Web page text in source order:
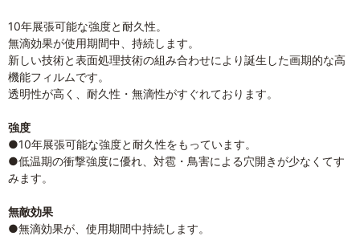
10年展張可能な強度と耐久性。
無滴効果が使用期間中、持続します。
新しい技術と表面処理技術の組み合わせにより誕生した画期的な高
機能フィルムです。
透明性が高く、耐久性・無滴性がすぐれております。
強度
●10年展張可能な強度と耐久性をもっています。
●低温期の衝撃強度に優れ、対雹・鳥害による穴開きが少なくてす
みます。
無敵効果
●無滴効果が、使用期間中持続します。